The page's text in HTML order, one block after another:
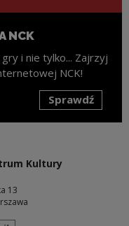
NCK
gry i nie tylko... Zajrzyj
NCK!
Sprawdź
Kultury
13